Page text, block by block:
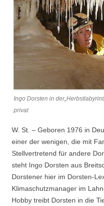
Ingo Dorsten in
privat
W. St. – Geboren 1976 in
einer der wenigen, die mit
Stellvertretend für andere
steht Ingo Dorsten aus
Dorstener hier im Dorsten-
Klimaschutzmanager im
Hobby treibt Dorsten in die